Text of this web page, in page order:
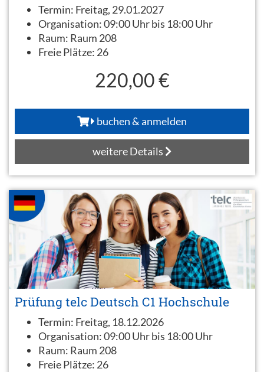
Termin: Freitag, 29.01.2027
Organisation:09:00 Uhr bis 18:00 Uhr
Raum: Raum 208
Freie Plätze: 26
220,00 €
buchen & anmelden
weitere Details
Prüfung telc Deutsch C1 Hochschule
Termin: Freitag, 18.12.2026
Organisation:09:00 Uhr bis 18:00 Uhr
Raum: Raum 208
Freie Plätze: 26